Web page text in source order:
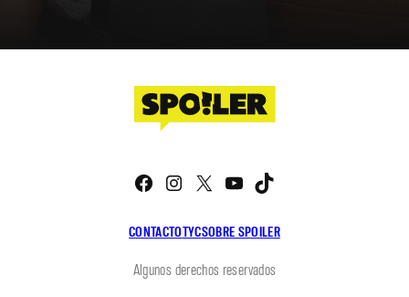
CONTACTOTYCSOBRE SPOILER
Facebook
Instagram
X YouTube
Algunos derechos reservados